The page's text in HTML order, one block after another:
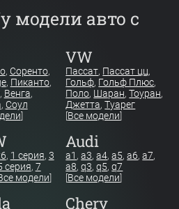
модели авто с
, Соренто,
, Пиканто,
, Венга,
, Соул
]
VW
Пассат, Пассат цц,
Гольф, Гольф Плюс,
Поло, Шаран,Тоуран,
Джетта,Туарег
[Все модели]
, 1 серия, 3
серия, 7
модели]
Audi
a1 ,a3,a4,a5,a6,a7,
a8,q3,q5,q7
[Все модели]
Chery